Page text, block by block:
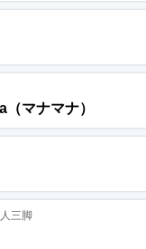
マナマナ）
三脚